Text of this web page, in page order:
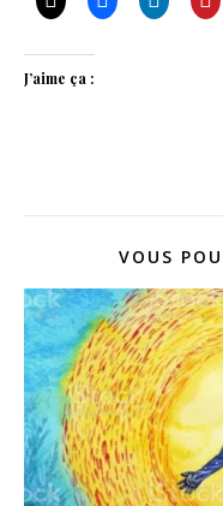
J’aime ça :
VOUS